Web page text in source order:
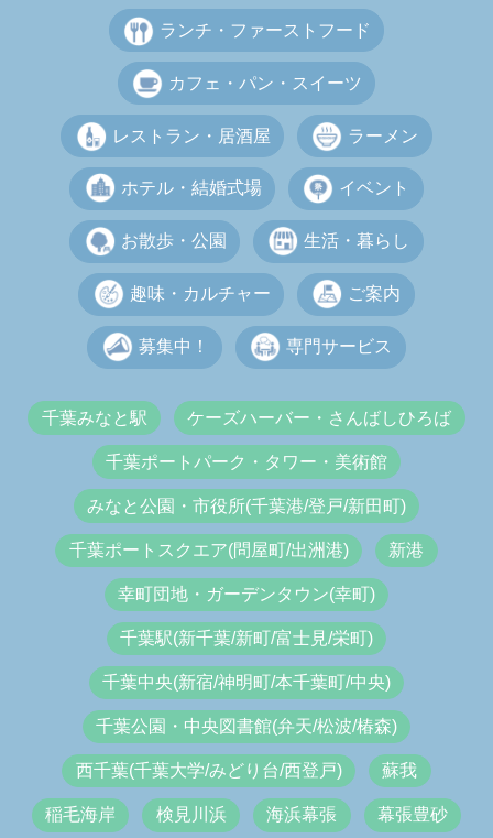
ランチ・ファーストフード
カフェ・パン・スイーツ
レストラン・居酒屋 ラーメン
ホテル・結婚式場 イベント
お散歩・公園 生活・暮らし
趣味・カルチャー ご案内
募集中！ 専門サービス
千葉みなと駅 ケーズハーバー・さんばしひろば
千葉ポートパーク・タワー・美術館
みなと公園・市役所(千葉港/登戸/新田町)
千葉ポートスクエア(問屋町/出洲港) 新港
幸町団地・ガーデンタウン(幸町)
千葉駅(新千葉/新町/富士見/栄町)
千葉中央(新宿/神明町/本千葉町/中央)
千葉公園・中央図書館(弁天/松波/椿森)
西千葉(千葉大学/みどり台/西登戸) 蘇我
稲毛海岸 検見川浜 海浜幕張 幕張豊砂